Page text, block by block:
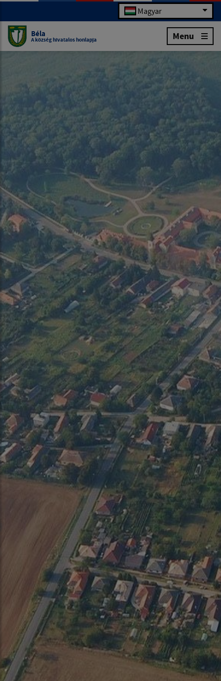
Magyar
Béla
A község hivatalos honlapja Menu